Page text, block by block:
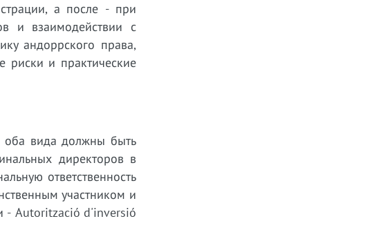
а после - при
и взаимодействии с
андоррского права,
риски и практические
оба вида должны быть
директоров в
ответственность
участником и
- Autorització d'inversió